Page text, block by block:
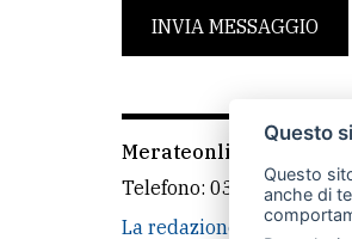
INVIA MESSAGGIO
Merateonline S.r.l.
Telefono: 039 9902881-
La redazione
Questo
Questo
anche di